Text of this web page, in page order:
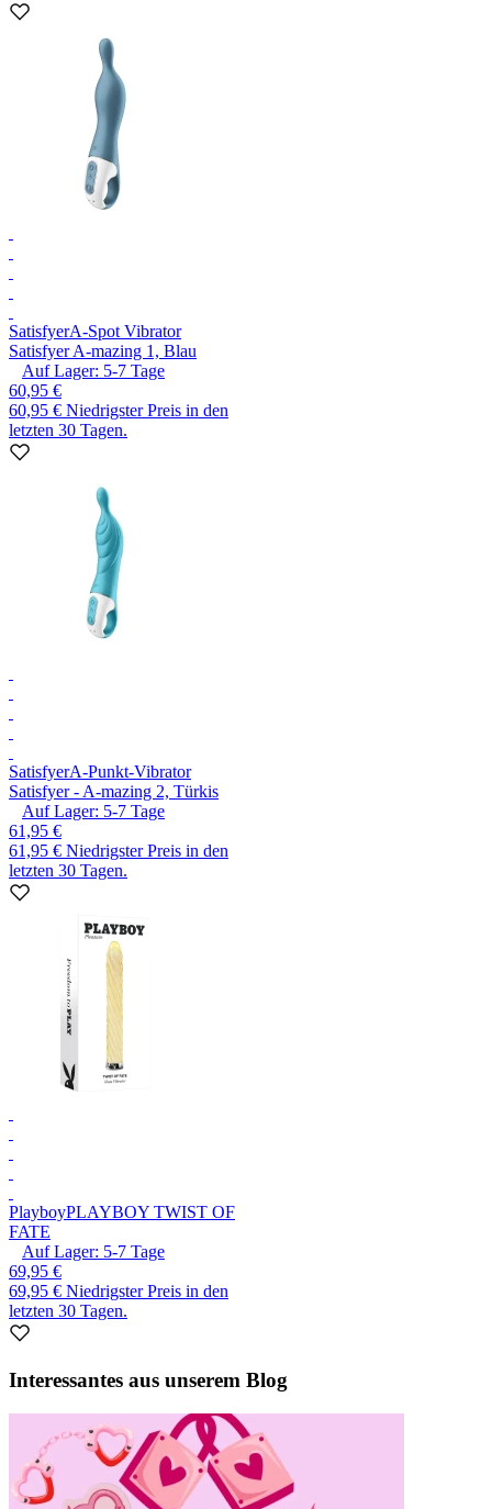
SatisfyerA-Spot Vibrator
Satisfyer A-mazing 1, Blau
Auf Lager: 5-7 Tage
60,95 €
60,95 € Niedrigster Preis in den
letzten 30 Tagen.
SatisfyerA-Punkt-Vibrator
Satisfyer - A-mazing 2, Türkis
Auf Lager: 5-7 Tage
61,95 €
61,95 € Niedrigster Preis in den
letzten 30 Tagen.
PlayboyPLAYBOY TWIST OF
FATE
Auf Lager: 5-7 Tage
69,95 €
69,95 € Niedrigster Preis in den
letzten 30 Tagen.
Interessantes aus unserem Blog